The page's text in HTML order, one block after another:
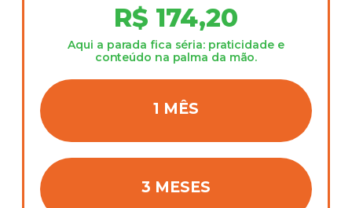
R$ 174,20
Aqui a parada fica séria: praticidade e
conteúdo na palma da mão.
1 MÊS
3 MESES